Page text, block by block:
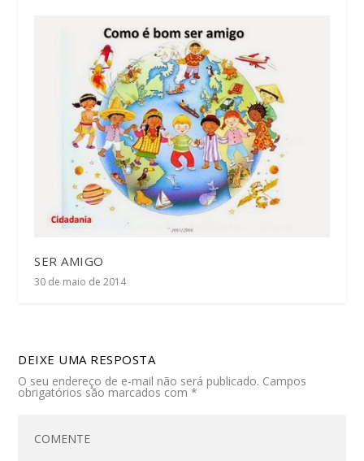
SER AMIGO
30 de maio de 2014
DEIXE UMA RESPOSTA
O seu endereço de e-mail não será publicado. Campos
obrigatórios são marcados com*